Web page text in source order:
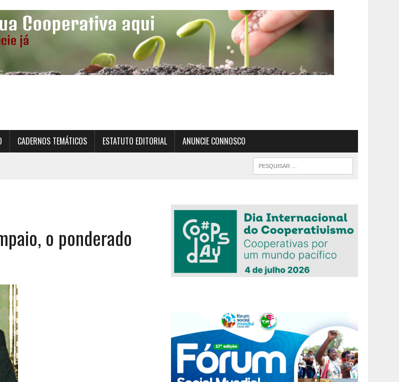
CADERNOS TEMÁTICOS ESTATUTO EDITORIAL ANUNCIE CONNOSCO
CREDENCIADAS
o ponderado